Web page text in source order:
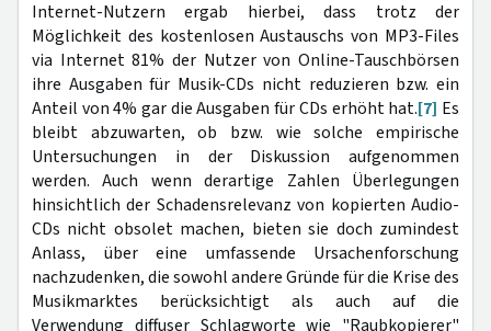
Internet-Nutzern ergab hierbei, dass trotz der
Möglichkeit des kostenlosen Austauschs von MP3-Files
via Internet 81% der Nutzer von Online-Tauschbörsen
ihre Ausgaben für Musik-CDs nicht reduzieren bzw. ein
Anteil von 4% gar die Ausgaben für CDs erhöht hat.[7] Es
bleibt abzuwarten, ob bzw. wie solche empirische
Untersuchungen in der Diskussion aufgenommen
werden. Auch wenn derartige Zahlen Überlegungen
hinsichtlich der Schadensrelevanz von kopierten Audio-
CDs nicht obsolet machen, bieten sie doch zumindest
Anlass, über eine umfassende Ursachenforschung
nachzudenken, die sowohl andere Gründe für die Krise des
Musikmarktes berücksichtigt als auch auf die
Verwendung diffuser Schlagworte wie "Raubkopierer"